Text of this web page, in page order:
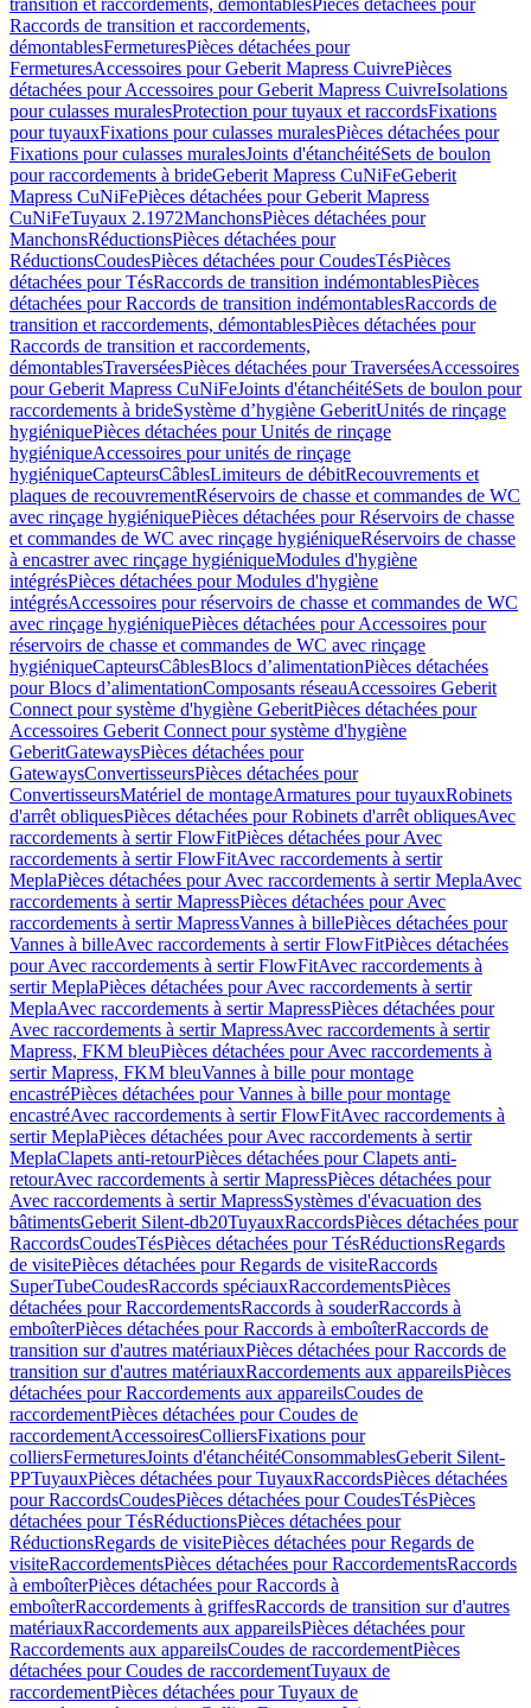
transition et raccordements, démontablesPièces détachées pour
Raccords de transition et raccordements,
démontablesFermeturesPièces détachées pour
FermeturesAccessoires pour Geberit Mapress CuivrePièces
détachées pour Accessoires pour Geberit Mapress CuivreIsolations
pour culasses muralesProtection pour tuyaux et raccordsFixations
pour tuyauxFixations pour culasses muralesPièces détachées pour
Fixations pour culasses muralesJoints d'étanchéitéSets de boulon
pour raccordements à brideGeberit Mapress CuNiFeGeberit
Mapress CuNiFePièces détachées pour Geberit Mapress
CuNiFeTuyaux 2.1972ManchonsPièces détachées pour
ManchonsRéductionsPièces détachées pour
RéductionsCoudesPièces détachées pour CoudesTésPièces
détachées pour TésRaccords de transition indémontablesPièces
détachées pour Raccords de transition indémontablesRaccords de
transition et raccordements, démontablesPièces détachées pour
Raccords de transition et raccordements,
démontablesTraverséesPièces détachées pour TraverséesAccessoires
pour Geberit Mapress CuNiFeJoints d'étanchéitéSets de boulon pour
raccordements à brideSystème d’hygiène GeberitUnités de rinçage
hygiéniquePièces détachées pour Unités de rinçage
hygiéniqueAccessoires pour unités de rinçage
hygiéniqueCapteursCâblesLimiteurs de débitRecouvrements et
plaques de recouvrementRéservoirs de chasse et commandes de WC
avec rinçage hygiéniquePièces détachées pour Réservoirs de chasse
et commandes de WC avec rinçage hygiéniqueRéservoirs de chasse
à encastrer avec rinçage hygiéniqueModules d'hygiène
intégrésPièces détachées pour Modules d'hygiène
intégrésAccessoires pour réservoirs de chasse et commandes de WC
avec rinçage hygiéniquePièces détachées pour Accessoires pour
réservoirs de chasse et commandes de WC avec rinçage
hygiéniqueCapteursCâblesBlocs d’alimentationPièces détachées
pour Blocs d’alimentationComposants réseauAccessoires Geberit
Connect pour système d'hygiène GeberitPièces détachées pour
Accessoires Geberit Connect pour système d'hygiène
GeberitGatewaysPièces détachées pour
GatewaysConvertisseursPièces détachées pour
ConvertisseursMatériel de montageArmatures pour tuyauxRobinets
d'arrêt obliquesPièces détachées pour Robinets d'arrêt obliquesAvec
raccordements à sertir FlowFitPièces détachées pour Avec
raccordements à sertir FlowFitAvec raccordements à sertir
MeplaPièces détachées pour Avec raccordements à sertir MeplaAvec
raccordements à sertir MapressPièces détachées pour Avec
raccordements à sertir MapressVannes à billePièces détachées pour
Vannes à billeAvec raccordements à sertir FlowFitPièces détachées
pour Avec raccordements à sertir FlowFitAvec raccordements à
sertir MeplaPièces détachées pour Avec raccordements à sertir
MeplaAvec raccordements à sertir MapressPièces détachées pour
Avec raccordements à sertir MapressAvec raccordements à sertir
Mapress, FKM bleuPièces détachées pour Avec raccordements à
sertir Mapress, FKM bleuVannes à bille pour montage
encastréPièces détachées pour Vannes à bille pour montage
encastréAvec raccordements à sertir FlowFitAvec raccordements à
sertir MeplaPièces détachées pour Avec raccordements à sertir
MeplaClapets anti-retourPièces détachées pour Clapets anti-
retourAvec raccordements à sertir MapressPièces détachées pour
Avec raccordements à sertir MapressSystèmes d'évacuation des
bâtimentsGeberit Silent-db20TuyauxRaccordsPièces détachées pour
RaccordsCoudesTésPièces détachées pour TésRéductionsRegards
de visitePièces détachées pour Regards de visiteRaccords
SuperTubeCoudesRaccords spéciauxRaccordementsPièces
détachées pour RaccordementsRaccords à souderRaccords à
emboîterPièces détachées pour Raccords à emboîterRaccords de
transition sur d'autres matériauxPièces détachées pour Raccords de
transition sur d'autres matériauxRaccordements aux appareilsPièces
détachées pour Raccordements aux appareilsCoudes de
raccordementPièces détachées pour Coudes de
raccordementAccessoiresColliersFixations pour
colliersFermeturesJoints d'étanchéitéConsommablesGeberit Silent-
PPTuyauxPièces détachées pour TuyauxRaccordsPièces détachées
pour RaccordsCoudesPièces détachées pour CoudesTésPièces
détachées pour TésRéductionsPièces détachées pour
RéductionsRegards de visitePièces détachées pour Regards de
visiteRaccordementsPièces détachées pour RaccordementsRaccords
à emboîterPièces détachées pour Raccords à
emboîterRaccordements à griffesRaccords de transition sur d'autres
matériauxRaccordements aux appareilsPièces détachées pour
Raccordements aux appareilsCoudes de raccordementPièces
détachées pour Coudes de raccordementTuyaux de
raccordementPièces détachées pour Tuyaux de